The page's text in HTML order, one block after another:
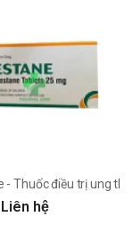
đa u tủy
- Thuốc điều trị ung
Liên hệ